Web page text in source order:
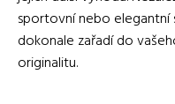
sportovní nebo elegantní
dokonale zařadí do
originalitu.